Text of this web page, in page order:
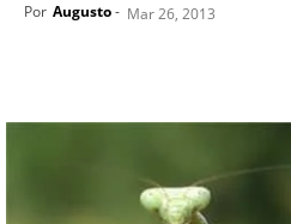
Por Augusto- Mar 26, 2013